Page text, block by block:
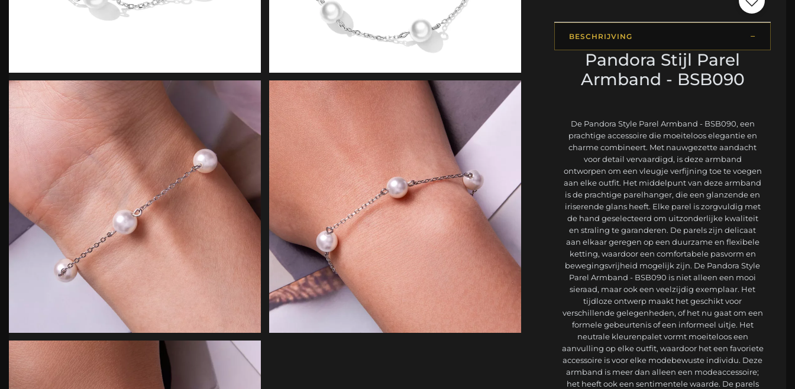
BESCHRIJVING
Pandora Stijl Parel
Armband - BSB090
De Pandora Style Parel Armband - BSB090, een
prachtige accessoire die moeiteloos elegantie en
charme combineert. Met nauwgezette aandacht
voor detail vervaardigd, is deze armband
ontworpen om een vleugje verfijning toe te voegen
aan elke outfit. Het middelpunt van deze armband
is de prachtige parelhanger, die een glanzende en
iriserende glans heeft. Elke parel is zorgvuldig met
de hand geselecteerd om uitzonderlijke kwaliteit
en straling te garanderen. De parels zijn delicaat
aan elkaar geregen op een duurzame en flexibele
ketting, waardoor een comfortabele pasvorm en
bewegingsvrijheid mogelijk zijn. De Pandora Style
Parel Armband - BSB090 is niet alleen een mooi
sieraad, maar ook een veelzijdig exemplaar. Het
tijdloze ontwerp maakt het geschikt voor
verschillende gelegenheden, of het nu gaat om een
formele gebeurtenis of een informeel uitje. Het
neutrale kleurenpalet vormt moeiteloos een
aanvulling op elke outfit, waardoor het een favoriete
accessoire is voor elke modebewuste individu. Deze
armband is meer dan alleen een modeaccessoire;
het heeft ook een sentimentele waarde. De parels